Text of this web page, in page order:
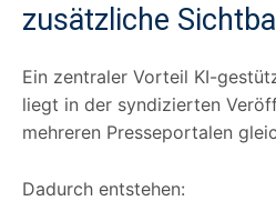
zusätzliche
Ein zentraler Vorteil KI-
liegt in der syndizierten
mehreren Presseportalen
Dadurch entstehen: